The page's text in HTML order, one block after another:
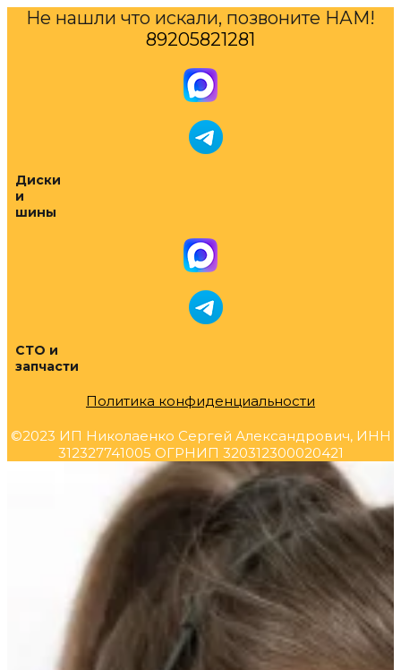
Не нашли что искали, позвоните НАМ!
89205821281
Диски
и
шины
СТО и
запчасти
Политика конфиденциальности
©2023 ИП Николаенко Сергей Александрович, ИНН
312327741005 ОГРНИП 320312300020421